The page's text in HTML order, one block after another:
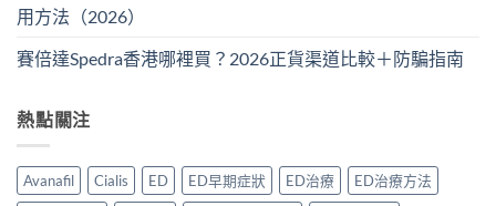
用方法（2026）
賽倍達Spedra香港哪裡買？2026正貨渠道比較＋防騙指南
熱點關注
Avanafil Cialis ED ED早期症狀 ED治療
ED治療方法